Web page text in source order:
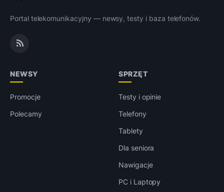
Portal telekomunikacyjny — newsy, testy i baza telefonów.
NEWSY
Promocje
Polecamy
SPRZĘT
Testy i opinie
Telefony
Tablety
Dla seniora
Nawigacje
PC i Laptopy